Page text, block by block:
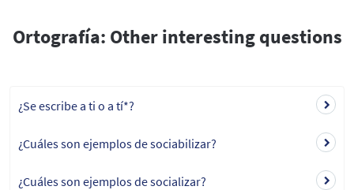
Ortografía: Other interesting questions
¿Se escribe a ti o a tí*?
¿Cuáles son ejemplos de sociabilizar?
¿Cuáles son ejemplos de socializar?